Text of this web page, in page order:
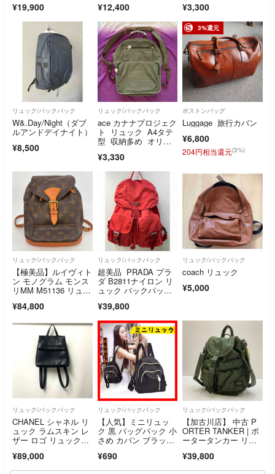
ーツケース33L ディー
プシー ※機内持込可能
¥19,900 ¥12,400 ¥3,300
リュック/バックパック
W&.Day/Night（ダブ
ルアンドデイナイト）
¥8,500
リュック/バックパック
ace カナナプロジェク
ト リュック A4タテ
型 収納多め オリー
¥3,330
3%還元
ボストンバッグ
Luggage 旅行カバン
¥6,800
204円相当還元(3%)
リュック/バックパック
【極美品】ルイヴィト
ン モノグラム モンス
リMM M51136 リュッ
¥84,800
リュック/バックパック
超美品 PRADA プラ
ダ B2811ナイロン リ
ュック バックパッ
¥39,800
リュック/バックパック
coach リュック
¥5,000
リュック/バックパック
CHANEL シャネル リ
ュック ラムスキン レ
ザー ロゴ リュックサ
¥89,000
リュック/バックパック
【人気】ミニリュッ
ク 黒 バッグパック 小
さめ カバン ブラッ
¥690
リュック/バックパック
【加古川店】 中古 P
ORTER TANKER | ポ
ータータンカー リュ
CKPACK 622-0162
8 カーキ 【121】
¥39,800